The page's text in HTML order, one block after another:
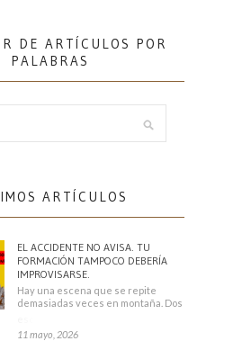
DE ARTÍCULOS POR
PALABRAS
ARTÍCULOS
EL ACCIDENTE NO AVISA. TU
FORMACIÓN TAMPOCO DEBERÍA
IMPROVISARSE.
Hay una escena que se repite
demasiadas veces en montaña. Dos
11 mayo, 2026